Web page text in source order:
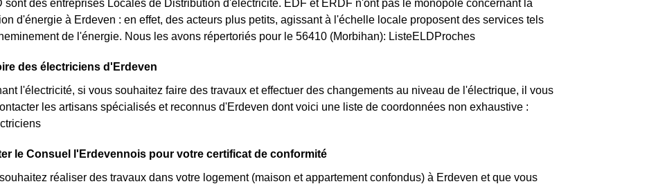
sont des entreprises Locales de Distribution d'électricité. EDF et ERDF n'ont pas le monopole concernant la
d'énergie à Erdeven : en effet, des acteurs plus petits, agissant à l'échelle locale proposent des services tels
de l'énergie. Nous les avons répertoriés pour le 56410 (Morbihan): ListeELDProches
des électriciens d'Erdeven
l'électricité, si vous souhaitez faire des travaux et effectuer des changements au niveau de l'électrique, il vous
les artisans spécialisés et reconnus d'Erdeven dont voici une liste de coordonnées non exhaustive :
le Consuel l'Erdevennois pour votre certificat de conformité
réaliser des travaux dans votre logement (maison et appartement confondus) à Erdeven et que vous